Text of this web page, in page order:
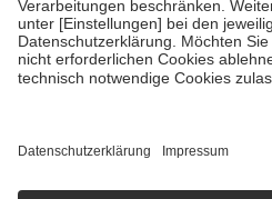
GKV getragen werden
• empfohlenen Schutzimpfungen
• Harn- und Blutteststreifen
getroffen, um sicherzustellen, dass
https://help.etrusted.com/hc/de/